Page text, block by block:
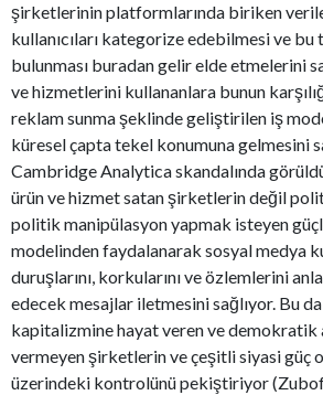
şirketlerinin platformlarında biriken
kullanıcıları kategorize edebilmesi ve
bulunması buradan gelir elde etmelerini
ve hizmetlerini kullananlara bunun
reklam sunma şeklinde geliştirilen iş
küresel çapta tekel konumuna gelmesini
Cambridge Analytica skandalında
ürün ve hizmet satan şirketlerin değil
politik manipülasyon yapmak isteyen
modelinden faydalanarak sosyal medya
duruşlarını, korkularını ve özlemlerini
edecek mesajlar iletmesini sağlıyor. Bu
kapitalizmine hayat veren ve demokratik
vermeyen şirketlerin ve çeşitli siyasi güç
üzerindeki kontrolünü pekiştiriyor